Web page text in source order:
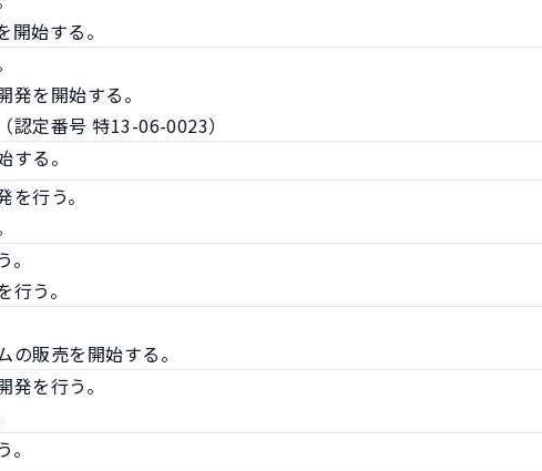
始する。
を開始する。
認定番号 特13-06-0023）
る。
行う。
う。
の販売を開始する。
を行う。